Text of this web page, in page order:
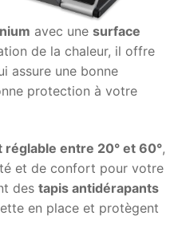
avec une surface
de la chaleur, il offre
assure une bonne
protection à votre
réglable entre 20° et 60°,
et de confort pour votre
des tapis antidérapants
en place et protègent